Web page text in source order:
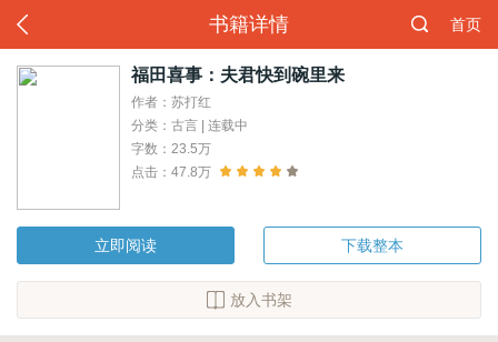
书籍详情 首页
福田喜事：夫君快到碗里来
作者：苏打红
分类：古言 | 连载中
字数：23.5万
点击：47.8万
立即阅读 下载整本
放入书架